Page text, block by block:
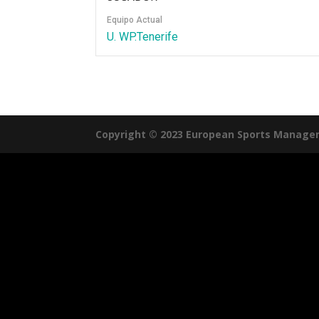
Equipo Actual
U. WP.Tenerife
Copyright © 2023 European Sports